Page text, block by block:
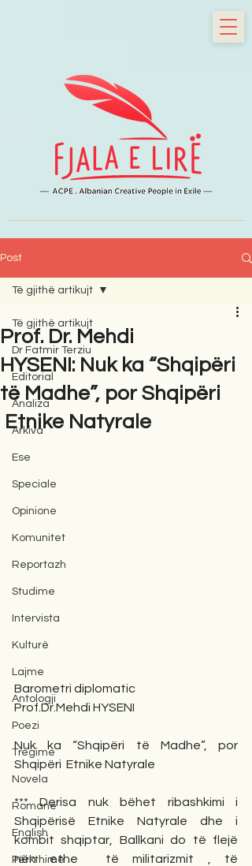
Post
Të gjithë artikujt
Dr Fatmir Terziu
Editorial
Analiza
Arkiva
Ese
Speciale
Opinione
Komunitet
Reportazh
Studime
Intervista
Kulturë
Lajme
Antologji
Poezi
Tregime
Novela
Romane
English
Përkthime
Të gjithë artikujt
Prof. Dr. Mehdi
HYSENI: Nuk ka “Shqipëri
të Madhe”, por Shqipëri
Etnike Natyrale
Barometri diplomatic
Prof.Dr.Mehdi HYSENI
Nuk ka “Shqipëri të Madhe”, por
Shqipëri  Etnike Natyrale
*** Derisa nuk bëhet ribashkimi i
Shqipërisë Etnike Natyrale dhe i
kombit shqiptar, Ballkani do të flejë
nën ethe  të militarizmit , të